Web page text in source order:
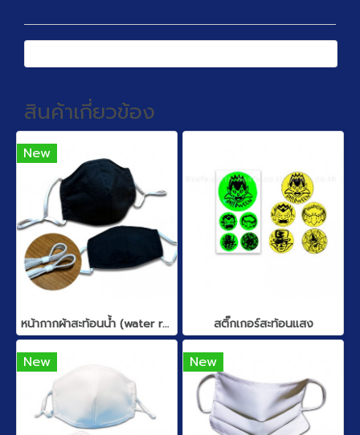
สินค้าเกี่ยวข้อง
New
หน้ากากผ้าสะท้อนน้ำ (water repellent) สติ๊กเกอร์สะท้อนแสง
New New